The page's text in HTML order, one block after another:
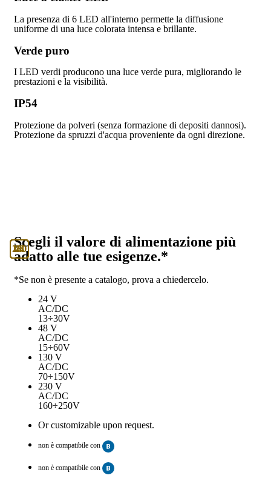
La presenza di 6 LED all'interno permette la diffusione
uniforme di una luce colorata intensa e brillante.
Verde puro
I LED verdi producono una luce verde pura, migliorando le
prestazioni e la visibilità.
IP54
Protezione da polveri (senza formazione di depositi dannosi).
Protezione da spruzzi d'acqua proveniente da ogni direzione.
Scegli il valore di alimentazione più
adatto alle tue esigenze.*
*Se non è presente a catalogo, prova a chiedercelo.
24
24 V
AC/DC
13÷30V
48
48 V
AC/DC
15÷60V
130
130 V
AC/DC
70÷150V
230
230 V
AC/DC
160÷250V
Or customizable upon request.
non è compatibile con
non è compatibile con